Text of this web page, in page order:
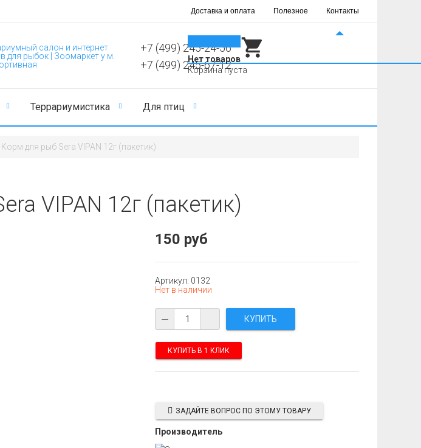
Доставка и оплата Полезное Контакты
+7 (499) 245-24-56
+7 (499) 245-67-12
Нет товаров
Корзина пуста
Террариумистика Для птиц
Корм для рыб Sera VIPAN 12г (пакетик)
VIPAN 12г (пакетик)
150 руб
Артикул: 0132
Нет в наличии
КУПИТЬ В 1 КЛИК
ЗАДАЙТЕ ВОПРОС ПО ЭТОМУ ТОВАРУ
Производитель